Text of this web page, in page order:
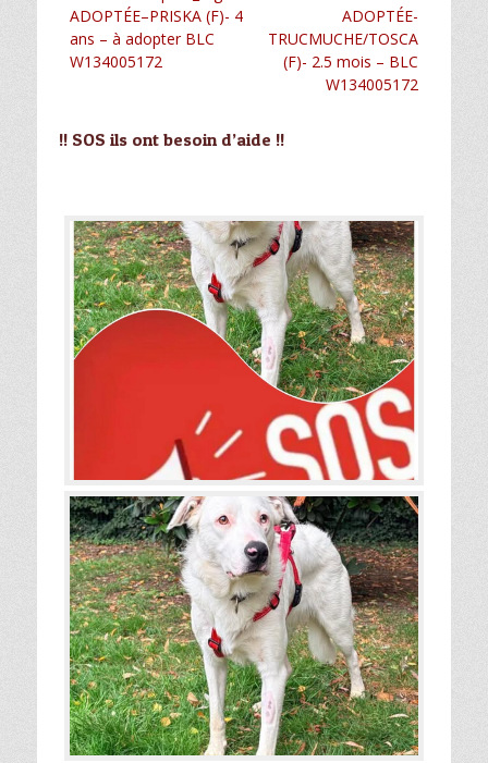
de
l’article
Article
précédent :
ADOPTÉE–PRISKA (F)- 4
ans – à adopter BLC
W134005172
suivant :
ADOPTÉE-
TRUCMUCHE/TOSCA
(F)- 2.5 mois – BLC
W134005172
!! SOS ils ont besoin d’aide !!